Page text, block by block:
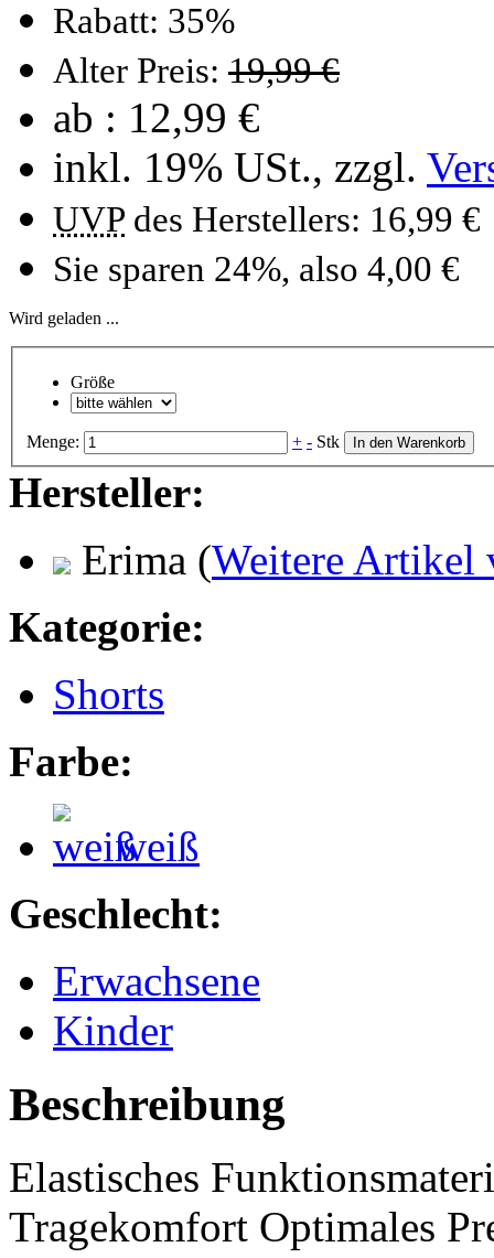
Rabatt: 35%
Alter Preis: 19,99 €
ab : 12,99 €
inkl. 19% USt., zzgl.
UVP des Herstellers: 16,99 €
Sie sparen 24%, also 4,00 €
Wird geladen ...
Größe
Menge: + - Stk In den Warenkorb
Hersteller:
Erima (Weitere Artikel
Kategorie:
Shorts
Farbe:
weiß
Geschlecht:
Erwachsene
Kinder
Beschreibung
Elastisches
Tragekomfort Optimales